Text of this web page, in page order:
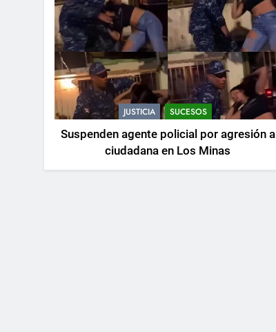
JUSTICIA SUCESOS
Suspenden agente policial por agresión a
ciudadana en Los Minas